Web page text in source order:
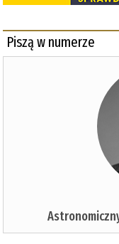
Piszą w numerze